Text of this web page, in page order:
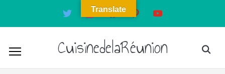
twitter instagramfacebookpinterestyoutube
CuisinedelaRéunion
Translate